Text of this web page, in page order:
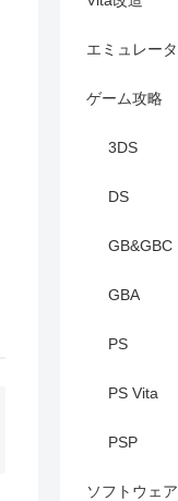
エミュレータ
ゲーム攻略
3DS
DS
GB&GBC
GBA
PS
PS Vita
PSP
ソフトウェア